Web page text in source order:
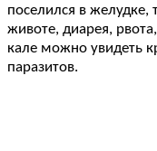
поселился в желудке,
животе, диарея,
кале можно увидеть
паразитов.